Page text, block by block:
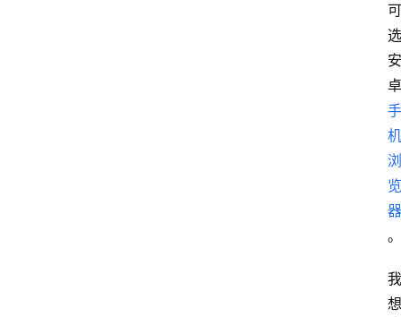
可
选
安
卓
手
机
浏
览
器
。
我
想